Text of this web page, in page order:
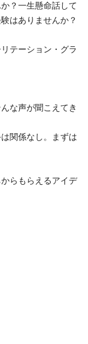
？一生懸命話して
はありませんか？
テーション・グラ
な声が聞こえてき
関係なし。まずは
らもらえるアイデ